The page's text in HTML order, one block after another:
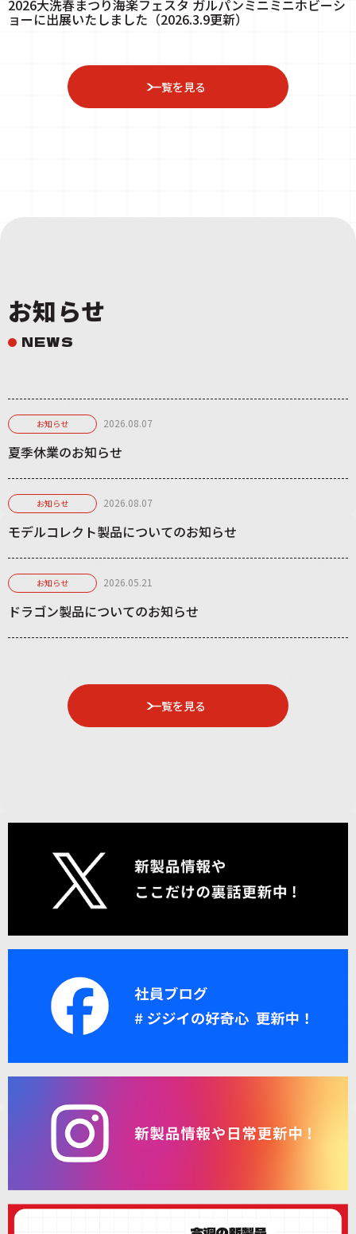
2026大洗春まつり海楽フェスタ ガルパンミニミニホビーシ
ョーに出展いたしました（2026.3.9更新）
一覧を見る
お知らせ
NEWS
お知らせ 2026.08.07
夏季休業のお知らせ
お知らせ 2026.08.07
モデルコレクト製品についてのお知らせ
お知らせ 2026.05.21
ドラゴン製品についてのお知らせ
一覧を見る